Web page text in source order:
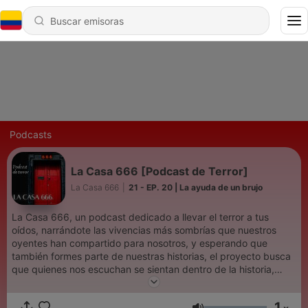
Podcasts
La Casa 666 [Podcast de Terror]
La Casa 666 21 - EP. 20 | La ayuda de un brujo
La Casa 666, un podcast dedicado a llevar el terror a tus
oídos, narrándote las vivencias más sombrías que nuestros
oyentes han compartido para nosotros, y esperando que
también formes parte de nuestras historias, el proyecto busca
que quienes nos escuchan se sientan dentro de la historia,
empatizando con el miedo que sintieron nuestros